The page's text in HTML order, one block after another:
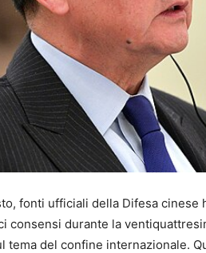
fonti ufficiali della Difesa cinese
consensi durante la
tema del confine internazionale.